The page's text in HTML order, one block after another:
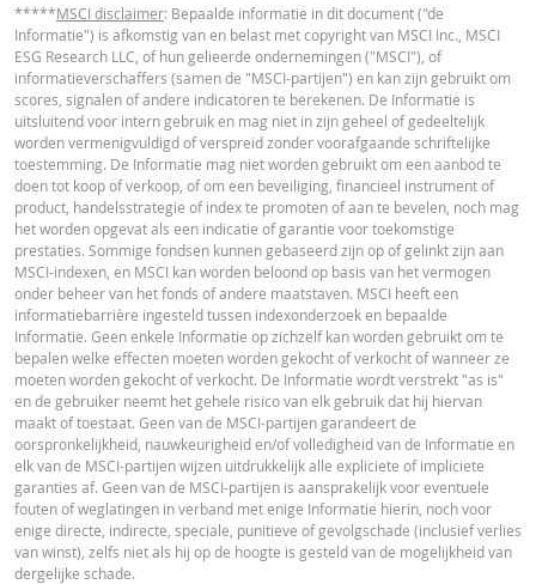
2026 18:35
dag
1,28 41,135
29 jul.
2026 17:51
Einde
dag
1,28 41,135
28 jul.
2026 18:37
Einde
dag
1,27 41,229
28 jul.
2026 17:50
Einde
dag
1,27 41,229
27 jul.
2026 18:35
Einde
dag
1,42 40,38
27 jul.
2026 17:50
Einde
dag
1,42 40,38
DOWNLOAD
Resetgeschiedenis
Cost Report
RECENTE KOERSINFORMATIE
Latest Product Quotes
Restrike history xlsx
*****MSCI disclaimer: Bepaalde informatie in dit document ("de
Informatie") is afkomstig van en belast met copyright van MSCI Inc., MSCI
ESG Research LLC, of hun gelieerde ondernemingen ("MSCI"), of
informatieverschaffers (samen de "MSCI-partijen") en kan zijn gebruikt om
scores, signalen of andere indicatoren te berekenen. De Informatie is
uitsluitend voor intern gebruik en mag niet in zijn geheel of gedeeltelijk
worden vermenigvuldigd of verspreid zonder voorafgaande schriftelijke
toestemming. De Informatie mag niet worden gebruikt om een aanbod te
doen tot koop of verkoop, of om een beveiliging, financieel instrument of
product, handelsstrategie of index te promoten of aan te bevelen, noch mag
het worden opgevat als een indicatie of garantie voor toekomstige
prestaties. Sommige fondsen kunnen gebaseerd zijn op of gelinkt zijn aan
MSCI-indexen, en MSCI kan worden beloond op basis van het vermogen
onder beheer van het fonds of andere maatstaven. MSCI heeft een
informatiebarrière ingesteld tussen indexonderzoek en bepaalde
Informatie. Geen enkele Informatie op zichzelf kan worden gebruikt om te
bepalen welke effecten moeten worden gekocht of verkocht of wanneer ze
moeten worden gekocht of verkocht. De Informatie wordt verstrekt "as is"
en de gebruiker neemt het gehele risico van elk gebruik dat hij hiervan
maakt of toestaat. Geen van de MSCI-partijen garandeert de
oorspronkelijkheid, nauwkeurigheid en/of volledigheid van de Informatie en
elk van de MSCI-partijen wijzen uitdrukkelijk alle expliciete of impliciete
garanties af. Geen van de MSCI-partijen is aansprakelijk voor eventuele
fouten of weglatingen in verband met enige Informatie hierin, noch voor
enige directe, indirecte, speciale, punitieve of gevolgschade (inclusief verlies
van winst), zelfs niet als hij op de hoogte is gesteld van de mogelijkheid van
dergelijke schade.